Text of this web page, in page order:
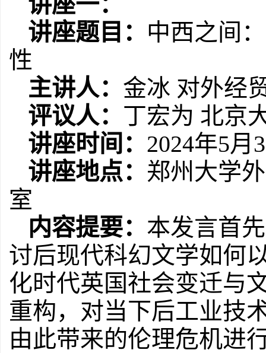
讲座题目： 中西之间
性
主讲人： 金冰 对外经
评议人： 丁宏为 北京
讲座时间： 2024年5月
讲座地点： 郑州大学
室
内容提要： 本发言首
讨后现代科幻文学如何
化时代英国社会变迁与
重构，对当下后工业技
由此带来的伦理危机进